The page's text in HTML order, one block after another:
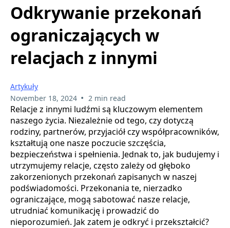
Odkrywanie przekonań
ograniczających w
relacjach z innymi
Artykuły
November 18, 2024 • 2 min read
Relacje z innymi ludźmi są kluczowym elementem
naszego życia. Niezależnie od tego, czy dotyczą
rodziny, partnerów, przyjaciół czy współpracowników,
kształtują one nasze poczucie szczęścia,
bezpieczeństwa i spełnienia. Jednak to, jak budujemy i
utrzymujemy relacje, często zależy od głęboko
zakorzenionych przekonań zapisanych w naszej
podświadomości. Przekonania te, nierzadko
ograniczające, mogą sabotować nasze relacje,
utrudniać komunikację i prowadzić do
nieporozumień. Jak zatem je odkryć i przekształcić?